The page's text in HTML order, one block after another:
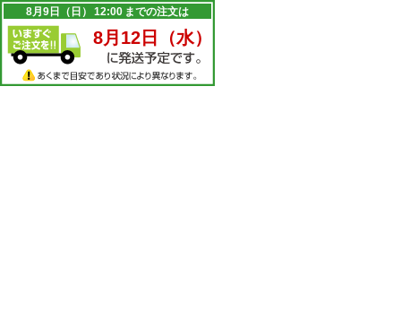
8月9日（日） 12:00 までの注文は
8月12日（水）